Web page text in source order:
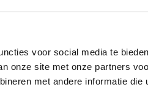
voor social media te
onze site met onze partners
met andere informatie die